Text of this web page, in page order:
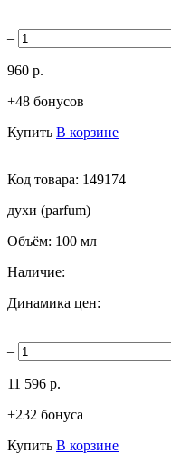
–
960 р.
+48 бонусов
Купить В корзине
Код товара: 149174
духи (parfum)
Объём: 100 мл
Наличие:
Динамика цен:
–
11 596 р.
+232 бонуса
Купить В корзине